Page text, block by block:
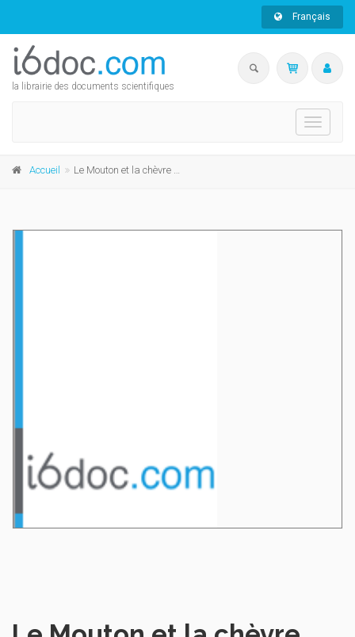
Français
la librairie des documents scientifiques
Toggle
Accueil Le Mouton et la chèvre d'Afrique de l'Est